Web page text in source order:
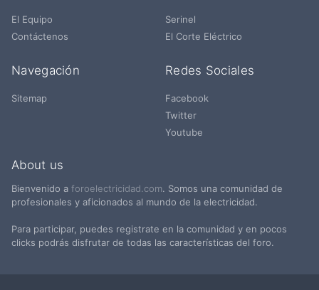
El Equipo
Contáctenos
Serinel
El Corte Eléctrico
Navegación
Sitemap
Redes Sociales
Facebook
Twitter
Youtube
About us
Bienvenido a foroelectricidad.com. Somos una comunidad de
profesionales y aficionados al mundo de la electricidad.
Para participar, puedes registrate en la comunidad y en pocos
clicks podrás disfrutar de todas las características del foro.